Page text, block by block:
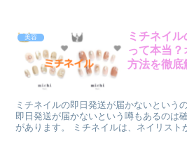
美容
ミチネイ
って本当
方法を徹底
ミチネイルの即日発送が届かないという
即日発送が届かないという噂もあるのは確かです。 と
があります。 ミチネイルは、ネイリストが一つ一つ手作りで作って